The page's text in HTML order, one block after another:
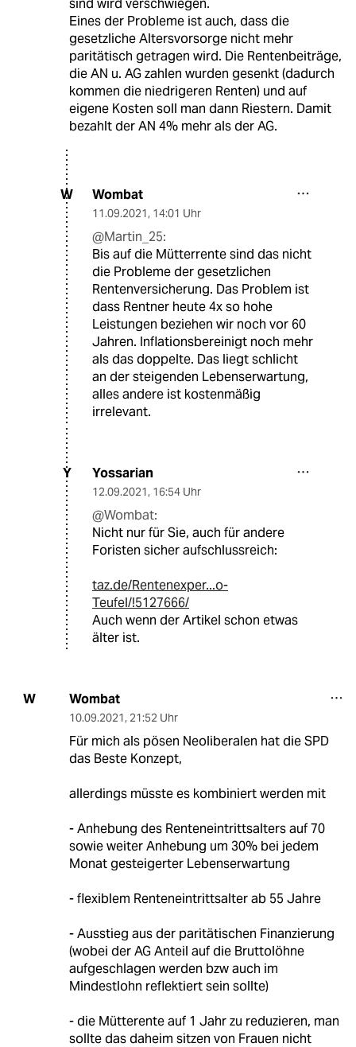
sind wird verschwiegen.
Eines der Probleme ist auch, dass die
gesetzliche Altersvorsorge nicht mehr
paritätisch getragen wird. Die Rentenbeiträge,
die AN u. AG zahlen wurden gesenkt (dadurch
kommen die niedrigeren Renten) und auf
eigene Kosten soll man dann Riestern. Damit
bezahlt der AN 4% mehr als der AG.
W Wombat
11.09.2021, 14:01 Uhr
@Martin_25:
Bis auf die Mütterrente sind das nicht
die Probleme der gesetzlichen
Rentenversicherung. Das Problem ist
dass Rentner heute 4x so hohe
Leistungen beziehen wir noch vor 60
Jahren. Inflationsbereinigt noch mehr
als das doppelte. Das liegt schlicht
an der steigenden Lebenserwartung,
alles andere ist kostenmäßig
irrelevant.
Y Yossarian
12.09.2021, 16:54 Uhr
@Wombat:
Nicht nur für Sie, auch für andere
Foristen sicher aufschlussreich:
taz.de/Rentenexper...o-
Teufel/!5127666/
Auch wenn der Artikel schon etwas
älter ist.
W Wombat
10.09.2021, 21:52 Uhr
Für mich als pösen Neoliberalen hat die SPD
das Beste Konzept,
allerdings müsste es kombiniert werden mit
- Anhebung des Renteneintrittsalters auf 70
sowie weiter Anhebung um 30% bei jedem
Monat gesteigerter Lebenserwartung
- flexiblem Renteneintrittsalter ab 55 Jahre
- Ausstieg aus der paritätischen Finanzierung
(wobei der AG Anteil auf die Bruttolöhne
aufgeschlagen werden bzw auch im
Mindestlohn reflektiert sein sollte)
- die Mütterente auf 1 Jahr zu reduzieren, man
sollte das daheim sitzen von Frauen nicht